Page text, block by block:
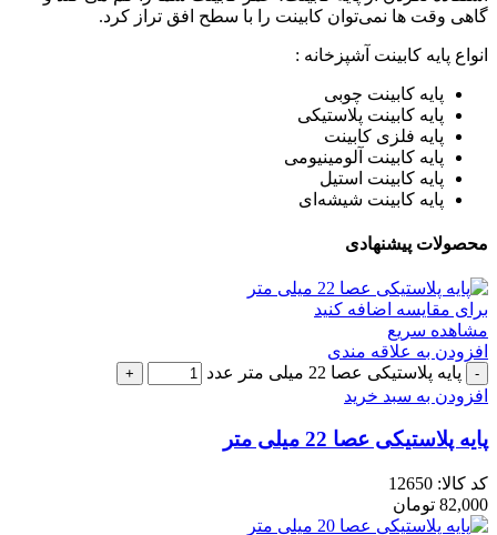
گاهی وقت ها نمی‌توان کابینت را با سطح افق تراز کرد.
انواع پایه کابینت آشپزخانه :
پایه کابینت چوبی
پایه کابینت پلاستیکی
پایه فلزی کابینت
پایه کابینت آلومینیومی
پایه کابینت استیل
پایه کابینت شیشه‌ای
محصولات پیشنهادی
برای مقایسه اضافه کنید
مشاهده سریع
افزودن به علاقه مندی
پایه پلاستیکی عصا 22 میلی متر عدد
افزودن به سبد خرید
پایه پلاستیکی عصا 22 میلی متر
کد کالا: 12650
82,000 تومان